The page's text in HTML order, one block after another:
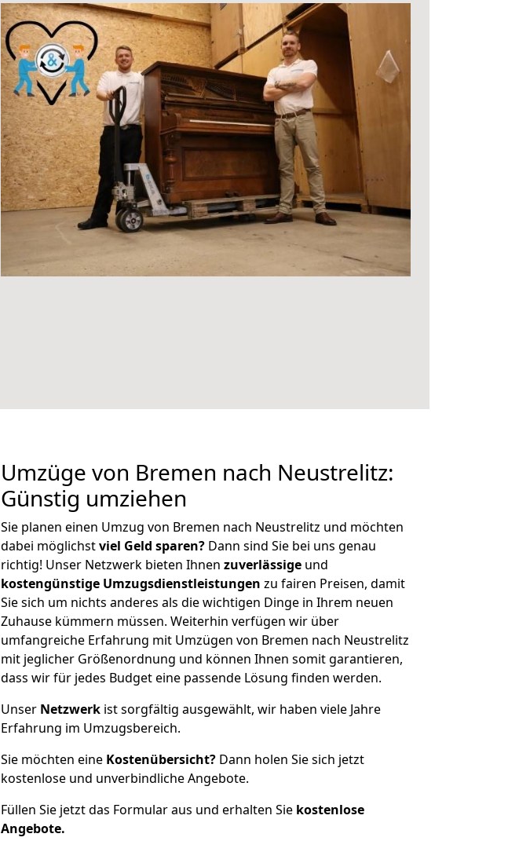
Umzüge von Bremen nach Neustrelitz:
Günstig umziehen
Sie planen einen Umzug von Bremen nach Neustrelitz und möchten
dabei möglichstviel Geld sparen? Dann sind Sie bei uns genau
richtig! Unser Netzwerk bieten Ihnen zuverlässige und
kostengünstige Umzugsdienstleistungen zu fairen Preisen, damit
Sie sich um nichts anderes als die wichtigen Dinge in Ihrem neuen
Zuhause kümmern müssen. Weiterhin verfügen wir über
umfangreiche Erfahrung mit Umzügen von Bremen nach Neustrelitz
mit jeglicher Größenordnung und können Ihnen somit garantieren,
dass wir für jedes Budget eine passende Lösung finden werden.
Unser Netzwerk ist sorgfältig ausgewählt, wir haben viele Jahre
Erfahrung im Umzugsbereich.
Sie möchten eine Kostenübersicht? Dann holen Sie sich jetzt
kostenlose und unverbindliche Angebote.
Füllen Sie jetzt das Formular aus und erhalten Sie kostenlose
Angebote.